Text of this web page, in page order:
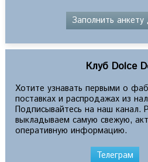
Заполнить анкету
Клуб Dolce
Хотите узнавать первыми о
поставках и распродажах из
Подписывайтесь на наш канал.
выкладываем самую свежую,
оперативную информацию.
Телеграм